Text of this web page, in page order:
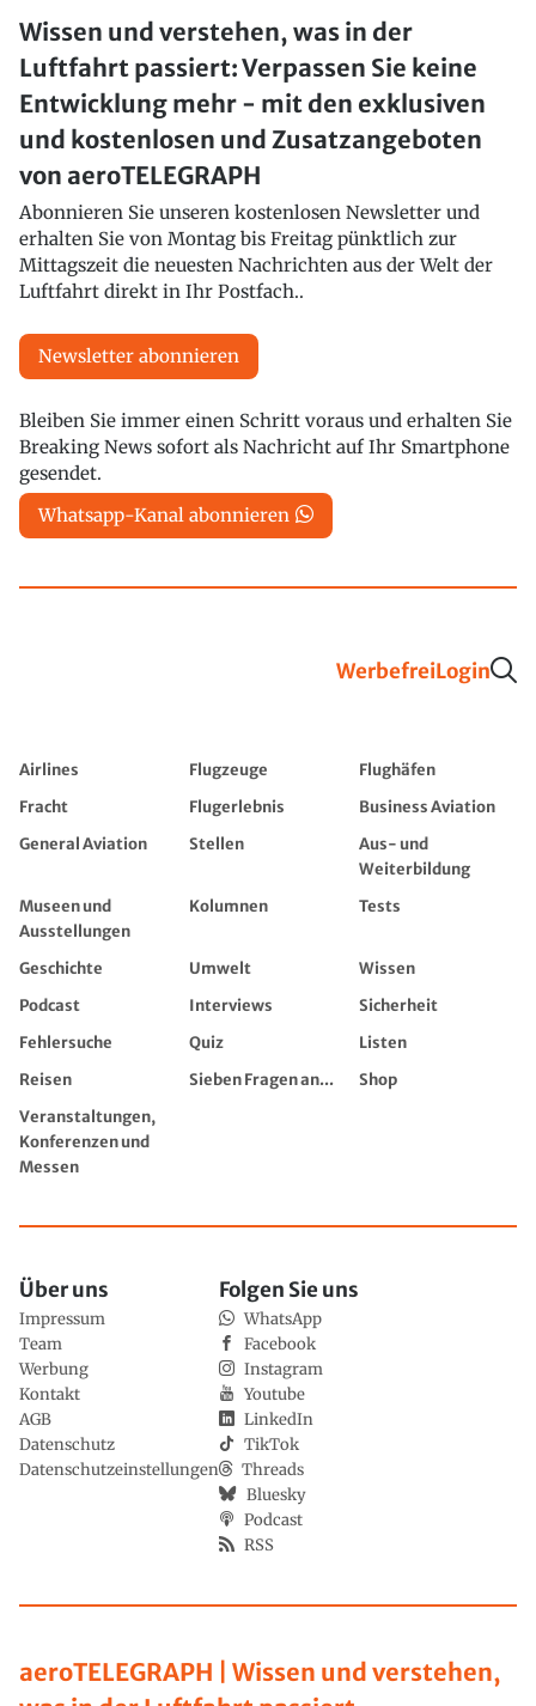
Wissen und verstehen, was in der
Luftfahrt passiert: Verpassen Sie keine
Entwicklung mehr - mit den exklusiven
und kostenlosen und Zusatzangeboten
von aeroTELEGRAPH
Abonnieren Sie unseren kostenlosen Newsletter und
erhalten Sie von Montag bis Freitag pünktlich zur
Mittagszeit die neuesten Nachrichten aus der Welt der
Luftfahrt direkt in Ihr Postfach..
Newsletter abonnieren
Bleiben Sie immer einen Schritt voraus und erhalten Sie
Breaking News sofort als Nachricht auf Ihr Smartphone
gesendet.
Whatsapp-Kanal abonnieren
WerbefreiLogin
Airlines Flugzeuge
Flughäfen
Fracht
Flugerlebnis
Business Aviation
General Aviation
Stellen
Aus- und
Weiterbildung
Museen und
Ausstellungen
Kolumnen Tests
Geschichte Umwelt
Wissen
Podcast
Interviews
Sicherheit
Fehlersuche
Quiz
Listen
Reisen
Sieben Fragen an...
Shop
Veranstaltungen,
Konferenzen und
Messen
aeroTELEGRAPH | Wissen und verstehen,
Über uns
Impressum
Team
Werbung
Kontakt
AGB
Datenschutz
Datenschutzeinstellungen
Folgen Sie uns
WhatsApp
Facebook
Instagram
Youtube
LinkedIn
TikTok
Threads
Bluesky
Podcast
RSS